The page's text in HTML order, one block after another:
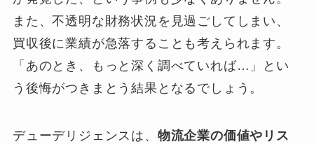
また、不透明な財務状況を見過ごしてしまい、
買収後に業績が急落することも考えられます。
「あのとき、もっと深く調べていれば…」とい
う後悔がつきまとう結果となるでしょう。
デューデリジェンスは、 物流企業の価値やリス